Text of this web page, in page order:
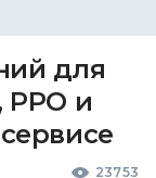
для
РРО и
23753